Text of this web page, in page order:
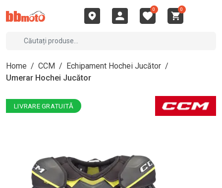
0 0
Home / CCM / Echipament Hochei Jucător /
Umerar Hochei Jucător
LIVRARE GRATUITĂ